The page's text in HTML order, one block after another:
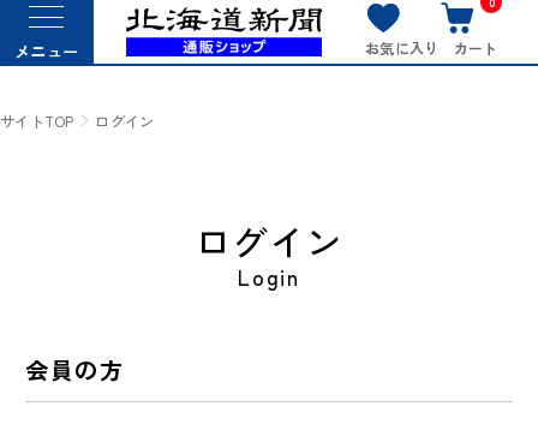
メニュー お気に入り カート
サイトTOP ログイン
ログイン
Login
会員の方